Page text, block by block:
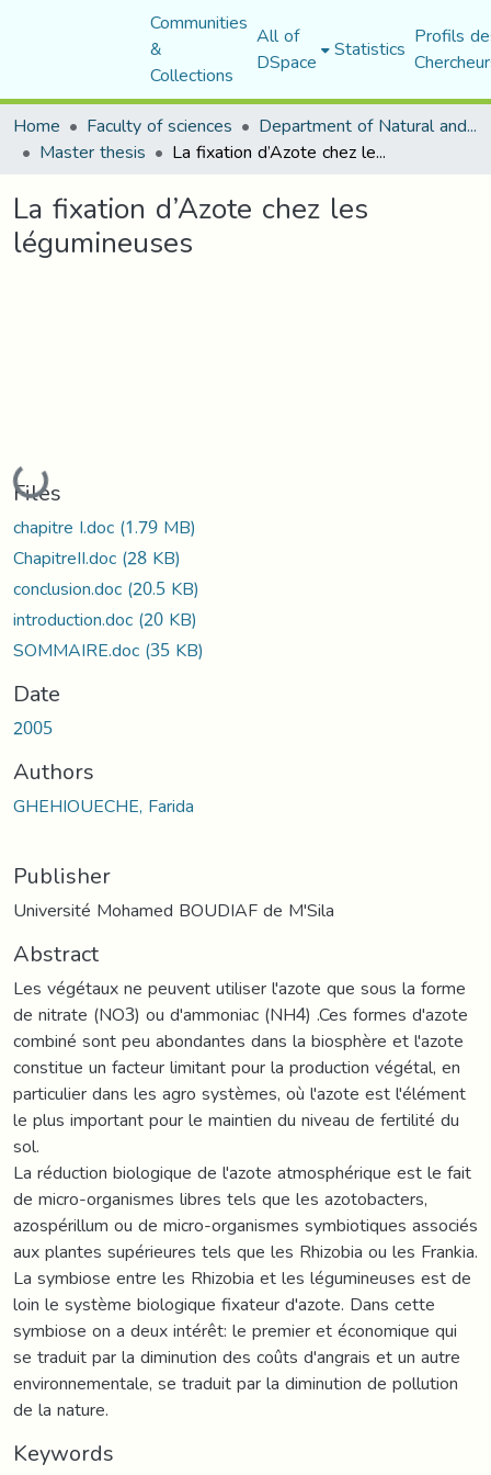
Communities
&
Collections
All of
DSpace Statistics Profils
Home
Faculty of sciences Department of Natural and Life Sciences
Master thesis La fixation d’Azote chez les légumineuses
La fixation d’Azote chez les
légumineuses
Loading...
Files
chapitre I.doc(1.79 MB)
ChapitreII.doc(28 KB)
conclusion.doc(20.5 KB)
introduction.doc(20 KB)
SOMMAIRE.doc(35 KB)
Date
2005
Authors
GHEHIOUECHE, Farida
Publisher
Université Mohamed BOUDIAF de M'Sila
Abstract
Les végétaux ne peuvent utiliser l'azote que sous la forme
de nitrate (NO3) ou d'ammoniac (NH4) .Ces formes d'azote
combiné sont peu abondantes dans la biosphère et l'azote
constitue un facteur limitant pour la production végétal, en
particulier dans les agro systèmes, où l'azote est l'élément
le plus important pour le maintien du niveau de fertilité du
sol.
La réduction biologique de l'azote atmosphérique est le fait
de micro-organismes libres tels que les azotobacters,
azospérillum ou de micro-organismes symbiotiques associés
aux plantes supérieures tels que les Rhizobia ou les Frankia.
La symbiose entre les Rhizobia et les légumineuses est de
loin le système biologique fixateur d'azote. Dans cette
symbiose on a deux intérêt: le premier et économique qui
se traduit par la diminution des coûts d'angrais et un autre
environnementale, se traduit par la diminution de pollution
de la nature.
Keywords